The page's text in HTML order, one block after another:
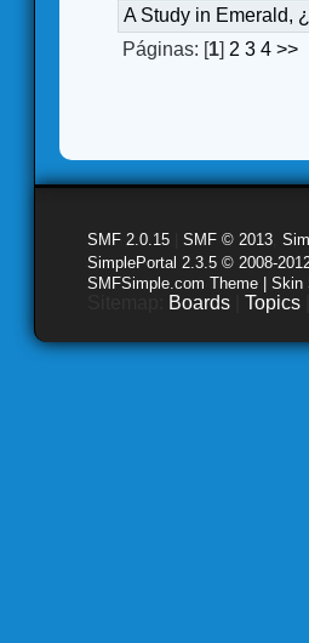
A Study in Emerald,
Páginas: [1] 2 3 4 >>
SMF 2.0.15 SMF © 2013
SimplePortal 2.3.5 © 2008-
SMFSimple.com Theme | Skin
Boards Topics